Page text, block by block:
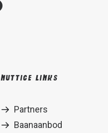
Nuttige links
Partners
Baanaanbod